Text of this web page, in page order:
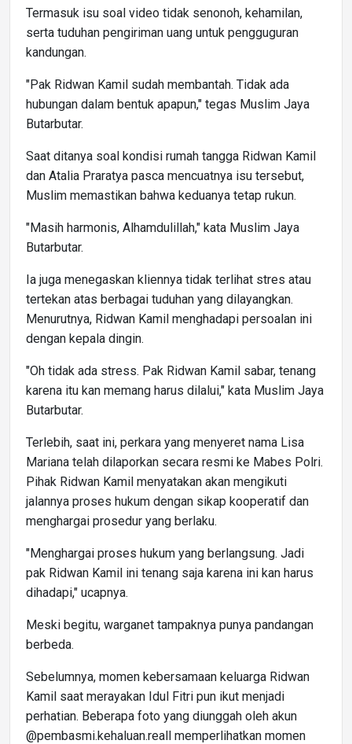
Termasuk isu soal video tidak senonoh, kehamilan,
serta tuduhan pengiriman uang untuk pengguguran
kandungan.
"Pak Ridwan Kamil sudah membantah. Tidak ada
hubungan dalam bentuk apapun," tegas Muslim Jaya
Butarbutar.
Saat ditanya soal kondisi rumah tangga Ridwan Kamil
dan Atalia Praratya pasca mencuatnya isu tersebut,
Muslim memastikan bahwa keduanya tetap rukun.
"Masih harmonis, Alhamdulillah," kata Muslim Jaya
Butarbutar.
Ia juga menegaskan kliennya tidak terlihat stres atau
tertekan atas berbagai tuduhan yang dilayangkan.
Menurutnya, Ridwan Kamil menghadapi persoalan ini
dengan kepala dingin.
"Oh tidak ada stress. Pak Ridwan Kamil sabar, tenang
karena itu kan memang harus dilalui," kata Muslim Jaya
Butarbutar.
Terlebih, saat ini, perkara yang menyeret nama Lisa
Mariana telah dilaporkan secara resmi ke Mabes Polri.
Pihak Ridwan Kamil menyatakan akan mengikuti
jalannya proses hukum dengan sikap kooperatif dan
menghargai prosedur yang berlaku.
"Menghargai proses hukum yang berlangsung. Jadi
pak Ridwan Kamil ini tenang saja karena ini kan harus
dihadapi," ucapnya.
Meski begitu, warganet tampaknya punya pandangan
berbeda.
Sebelumnya, momen kebersamaan keluarga Ridwan
Kamil saat merayakan Idul Fitri pun ikut menjadi
perhatian. Beberapa foto yang diunggah oleh akun
@pembasmi.kehaluan.reall memperlihatkan momen